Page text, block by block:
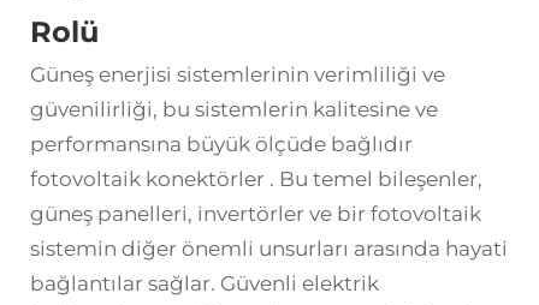
Rolü
Güneş enerjisi sistemlerinin verimliliği ve
güvenilirliği, bu sistemlerin kalitesine ve
performansına büyük ölçüde bağlıdır
fotovoltaik konektörler . Bu temel bileşenler,
güneş panelleri, invertörler ve bir fotovoltaik
sistemin diğer önemli unsurları arasında hayati
bağlantılar sağlar. Güvenli elektrik